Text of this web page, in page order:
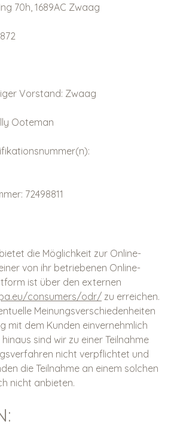
70h, 1689AC Zwaag
Vorstand: Zwaag
Ooteman
72498811
die Möglichkeit zur Online-
von ihr betriebenen Online-
ist über den externen
consumers/odr/ zu erreichen.
Meinungsverschiedenheiten
mit dem Kunden einvernehmlich
sind wir zu einer Teilnahme
nicht verpflichtet und
die Teilnahme an einem solchen
nicht anbieten.